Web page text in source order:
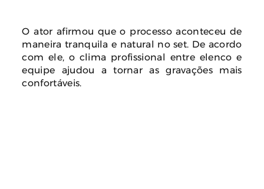
O ator afirmou que o processo aconteceu de
maneira tranquila e natural no set. De acordo
com ele, o clima profissional entre elenco e
equipe ajudou a tornar as gravações mais
confortáveis.